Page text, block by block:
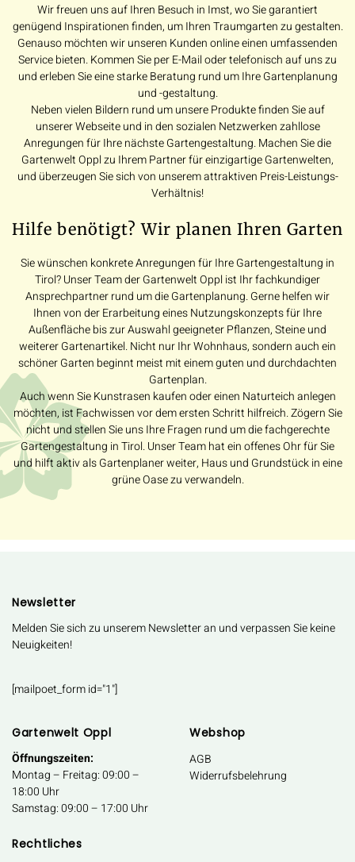
Wir freuen uns auf Ihren Besuch in Imst, wo Sie garantiert
genügend Inspirationen finden, um Ihren Traumgarten zu gestalten.
Genauso möchten wir unseren Kunden online einen umfassenden
Service bieten. Kommen Sie per E-Mail oder telefonisch auf uns zu
und erleben Sie eine starke Beratung rund um Ihre Gartenplanung
und -gestaltung.
Neben vielen Bildern rund um unsere Produkte finden Sie auf
unserer Webseite und in den sozialen Netzwerken zahllose
Anregungen für Ihre nächste Gartengestaltung. Machen Sie die
Gartenwelt Oppl zu Ihrem Partner für einzigartige Gartenwelten,
und überzeugen Sie sich von unserem attraktiven Preis-Leistungs-
Verhältnis!
Hilfe benötigt? Wir planen Ihren Garten
Sie wünschen konkrete Anregungen für Ihre Gartengestaltung in
Tirol? Unser Team der Gartenwelt Oppl ist Ihr fachkundiger
Ansprechpartner rund um die Gartenplanung. Gerne helfen wir
Ihnen von der Erarbeitung eines Nutzungskonzepts für Ihre
Außenfläche bis zur Auswahl geeigneter Pflanzen, Steine und
weiterer Gartenartikel. Nicht nur Ihr Wohnhaus, sondern auch ein
schöner Garten beginnt meist mit einem guten und durchdachten
Gartenplan.
Auch wenn Sie Kunstrasen kaufen oder einen Naturteich anlegen
möchten, ist Fachwissen vor dem ersten Schritt hilfreich. Zögern Sie
nicht und stellen Sie uns Ihre Fragen rund um die fachgerechte
Gartengestaltung in Tirol. Unser Team hat ein offenes Ohr für Sie
und hilft aktiv als Gartenplaner weiter, Haus und Grundstück in eine
grüne Oase zu verwandeln.
Newsletter
Melden Sie sich zu unserem Newsletter an und verpassen Sie keine
Neuigkeiten!
[mailpoet_form id="1"]
Gartenwelt Oppl
Öffnungszeiten:
Montag – Freitag: 09:00 –
18:00 Uhr
Samstag: 09:00 – 17:00 Uhr
Webshop
AGB
Widerrufsbelehrung
Rechtliches